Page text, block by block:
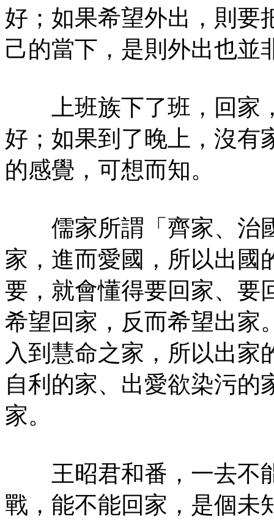
好；如果希望外出，則要
己的當下，是則外出也並
上班族下了班，回家
好；如果到了晚上，沒有
的感覺，可想而知。
儒家所謂「齊家、治
家，進而愛國，所以出國
要，就會懂得要回家、要
希望回家，反而希望出家
入到慧命之家，所以出家
自利的家、出愛欲染污的
家。
王昭君和番，一去不
戰，能不能回家，是個未